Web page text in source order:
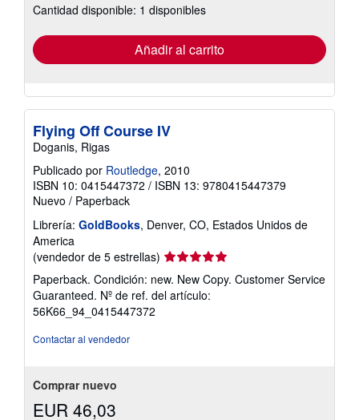
las
tarifas
envío
Cantidad disponible: 1 disponibles
Añadir al carrito
Flying Off Course IV
Doganis, Rigas
Publicado por Routledge, 2010
ISBN 10: 0415447372 / ISBN 13: 9780415447379
Nuevo / Paperback
Librería: GoldBooks, Denver, CO, Estados Unidos de
America
(vendedor de 5 estrellas) Calificación
vendedor:
5
Paperback. Condición: new. New Copy. Customer Service
Guaranteed. Nº de ref. del artículo:
56K66_94_0415447372
Contactar al vendedor
Comprar nuevo
EUR 46,03